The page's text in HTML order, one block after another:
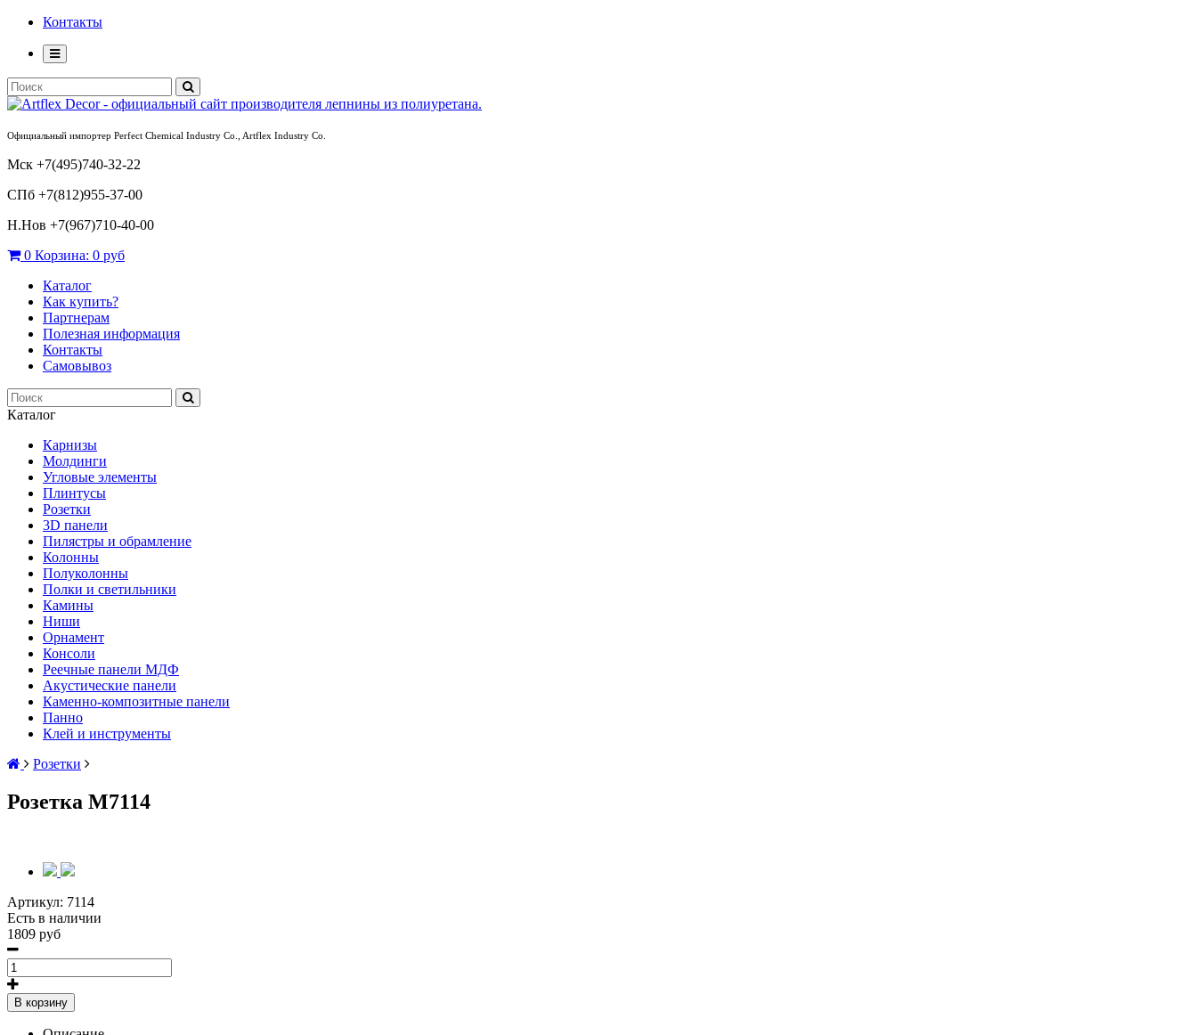
Контакты
Официальный импортер Perfect Chemical Industry Co., Artflex Industry Co.
Мск +7(495)740-32-22
СПб +7(812)955-37-00
Н.Нов +7(967)710-40-00
0 Корзина: 0 руб
Каталог
Как купить?
Партнерам
Полезная информация
Контакты
Самовывоз
Каталог
Карнизы
Молдинги
Угловые элементы
Плинтусы
Розетки
3D панели
Пилястры и обрамление
Колонны
Полуколонны
Полки и светильники
Камины
Ниши
Орнамент
Консоли
Реечные панели МДФ
Акустические панели
Каменно-композитные панели
Панно
Клей и инструменты
Розетки
Розетка M7114
Артикул: 7114
Есть в наличии
1809 руб
В корзину